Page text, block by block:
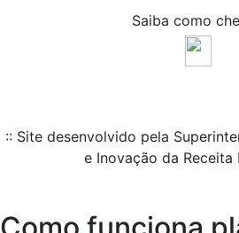
Saiba como
:: Site desenvolvido pela
e Inovação da Receita